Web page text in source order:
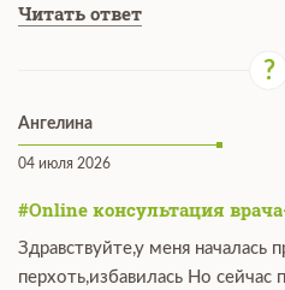
Читать ответ
Ангелина
04 июля 2026
#Online консультация
Здравствуйте,у меня
перхоть,избавилась Но